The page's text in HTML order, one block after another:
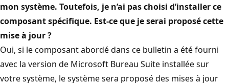
mon système. Toutefois, je n’ai pas choisi d’installer ce
composant spécifique. Est-ce que je serai proposé cette
mise à jour ?
Oui, si le composant abordé dans ce bulletin a été fourni
avec la version de Microsoft Bureau Suite installée sur
votre système, le système sera proposé des mises à jour